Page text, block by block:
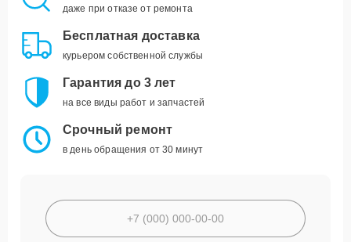
даже при отказе от ремонта
Бесплатная доставка
курьером собственной службы
Гарантия до 3 лет
на все виды работ и запчастей
Срочный ремонт
в день обращения от 30 минут